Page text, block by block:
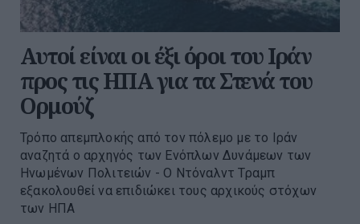
Αυτοί είναι οι έξι όροι του Ιράν
προς τις ΗΠΑ για τα Στενά του
Ορμούζ
Τρόπο απεμπλοκής από τον πόλεμο με το Ιράν
αναζητά ο αρχηγός των Ενόπλων Δυνάμεων των
Ηνωμένων Πολιτειών - Ο Ντόναλντ Τραμπ
εξακολουθεί να επιδιώκει τους αρχικούς στόχων
των ΗΠΑ